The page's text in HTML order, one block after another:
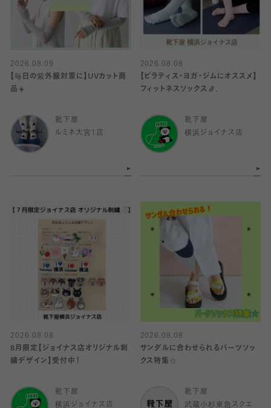
2026.08.09
【毎日の紫外線対策に】UVカット商
品☀️
靴下屋
ルミネ大宮1店
2026.08.08
【ピラティス・ヨガ・ジムにオススメ】
フィットネスソックス🧦.
靴下屋
横浜ジョイナス店
2026.08.08
8月限定【ジョイナス店オリジナル刺
繍デザイン】受付中！
靴下屋
横浜ジョイナス店
2026.08.08
サンダルに合わせられるパーツソッ
クス特集☆
靴下屋
武蔵小杉東急スクエ